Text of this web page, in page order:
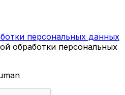
персональных данных
обработки персональных